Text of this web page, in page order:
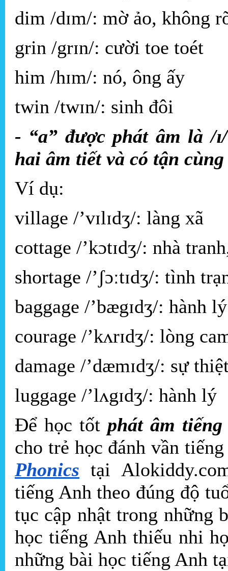
dim /dɪm/: mờ ảo, không
grin /grɪn/: cười toe toét
him /hɪm/: nó, ông ấy
twin /twɪn/: sinh đôi
- “a” được phát âm là /
hai âm tiết và có tận
Ví dụ:
village /’vɪlɪdʒ/: làng xã
cottage /’kɔtɪdʒ/: nhà
shortage /’ʃɔːtɪdʒ/: tình
baggage /’bægɪdʒ/: hành
courage /’kʌrɪdʒ/: lòng
damage /’dæmɪdʒ/: sự
luggage /’lʌgɪdʒ/: hành lý
Để học tốt phát âm
cho trẻ học đánh vần
Phonics tại
tiếng Anh theo đúng độ
tục cập nhật trong những
học tiếng Anh thiếu nhi
những bài học tiếng Anh